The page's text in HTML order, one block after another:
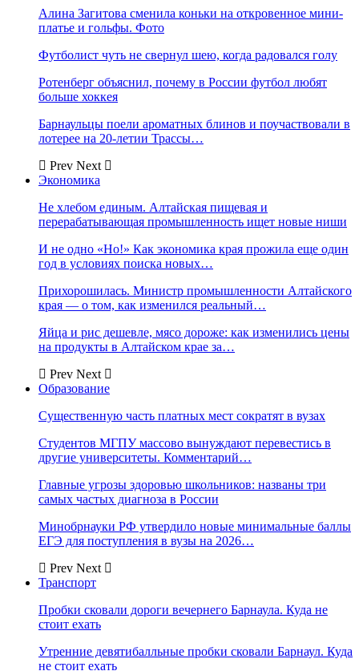
Алина Загитова сменила коньки на откровенное мини-
платье и гольфы. Фото
Футболист чуть не свернул шею, когда радовался голу
Ротенберг объяснил, почему в России футбол любят
больше хоккея
Барнаульцы поели ароматных блинов и поучаствовали в
лотерее на 20-летии Трассы…
Prev Next
Экономика
Не хлебом единым. Алтайская пищевая и
перерабатывающая промышленность ищет новые ниши
И не одно «Но!» Как экономика края прожила еще один
год в условиях поиска новых…
Прихорошилась. Министр промышленности Алтайского
края — о том, как изменился реальный…
Яйца и рис дешевле, мясо дороже: как изменились цены
на продукты в Алтайском крае за…
Prev Next
Образование
Существенную часть платных мест сократят в вузах
Студентов МГПУ массово вынуждают перевестись в
другие университеты. Комментарий…
Главные угрозы здоровью школьников: названы три
самых частых диагноза в России
Минобрнауки РФ утвердило новые минимальные баллы
ЕГЭ для поступления в вузы на 2026…
Prev Next
Транспорт
Пробки сковали дороги вечернего Барнаула. Куда не
стоит ехать
Утренние девятибалльные пробки сковали Барнаул. Куда
не стоит ехать